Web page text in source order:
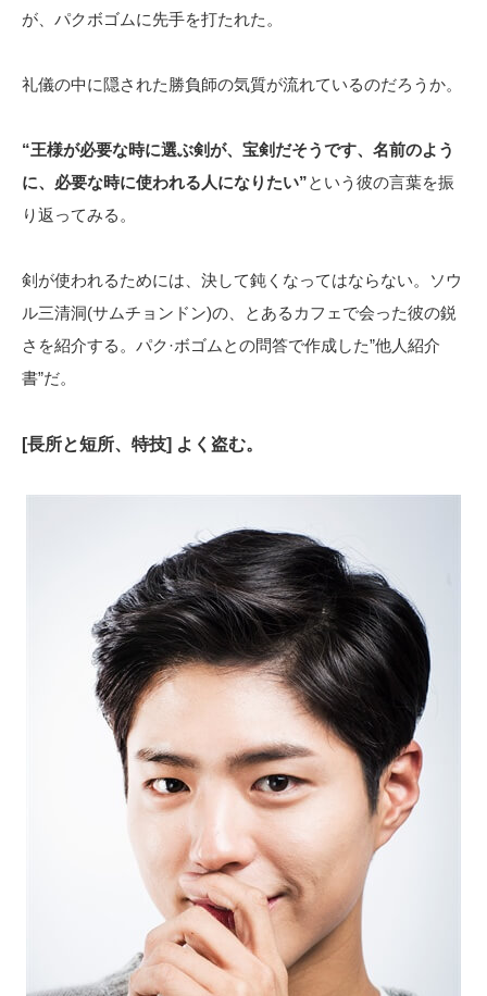
が、パクボゴムに先手を打たれた。
礼儀の中に隠された勝負師の気質が流れているのだろうか。
“王様が必要な時に選ぶ剣が、宝剣だそうです、名前のよう
に、必要な時に使われる人になりたい”という彼の言葉を振
り返ってみる。
剣が使われるためには、決して鈍くなってはならない。ソウ
ル三清洞(サムチョンドン)の、とあるカフェで会った彼の鋭
さを紹介する。パク·ボゴムとの問答で作成した”他人紹介
書”だ。
[長所と短所、特技] よく盗む。